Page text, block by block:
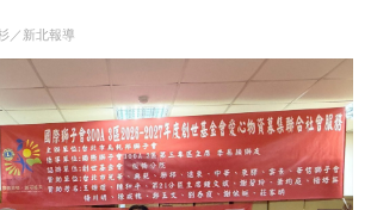
／新北報導